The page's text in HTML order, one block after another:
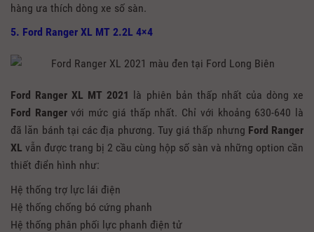
hàng ưa thích dòng xe số sàn.
5. Ford Ranger XL MT 2.2L 4×4
Ford Ranger XL MT 2021 là phiên bản thấp nhất của dòng xe
Ford Rangervới mức giá thấp nhất. Chỉ với khoảng 630-640 là
đã lăn bánh tại các địa phương. Tuy giá thấp nhưng Ford Ranger
XL vẫn được trang bị 2 cầu cùng hộp số sàn và những option cần
thiết điển hình như:
Hệ thống trợ lực lái điện
Hệ thống chống bó cứng phanh
Hệ thống phân phối lực phanh điện tử